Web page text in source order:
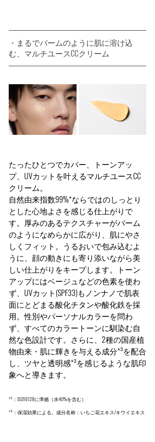
・まるでバームのように肌に溶け込
む、マルチユースCCクリーム
たったひとつでカバー、トーンアッ
プ、UVカットを叶えるマルチユースCC
クリーム。
自然由来指数99%*ならではのしっとり
とした心地よさを感じる仕上がりで
す。厚みのあるテクスチャーがバーム
のようになめらかに広がり、肌にやさ
しくフィット。うるおいで包み込むよ
うに、顔の動きにも寄り添いながら美
しい仕上がりをキープします。トーン
アップにはベージュなどの色素を使わ
ず、UVカット(SPF33)もノンナノで肌表
面にとどまる酸化チタンや酸化鉄を採
用。性別やパーソナルカラーを問わ
ず、すべてのカラートーンに馴染む自
然な色設計です。さらに、2種の国産植
物由来・肌に輝きを与える成分*³を配合
し、ツヤと透明感*³を感じるような肌印
象へと導きます。
*²：ISO16128に準拠（水40%を含む）
*³：保湿効果による。成分名称：いちご花エキス/キウイエキス